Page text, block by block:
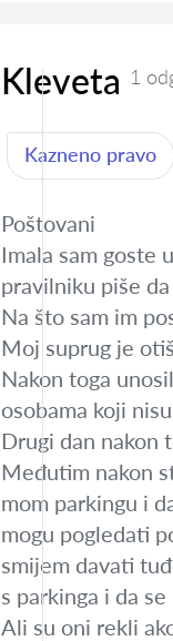
Kleveta 1
Kazneno pravo
Poštovani
Imala sam goste
pravilniku piše
Na što sam im
Moj suprug je
Nakon toga
osobama koji
Drugi dan nakon
Međutim nakon
mom parkingu i
mogu pogledati
smijem davati
s parkinga i da
Ali su oni rekli